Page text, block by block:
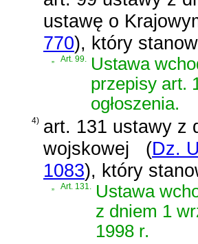
ustawę o
770), który
Art. 99.
Ustawa
przepisy art.
ogłoszenia.
4) art. 131 ustawy z
wojskowej
(Dz.
1083), który
„ Art. 131. Ustawa
z dniem 1
1998 r.